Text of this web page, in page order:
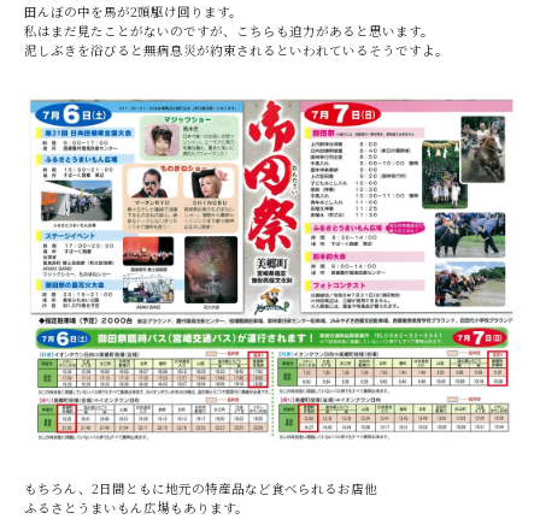
田んぼの中を馬が2頭駆け回ります。
私はまだ見たことがないのですが、こちらも迫力があると思います。
泥しぶきを浴びると無病息災が約束されるといわれているそうですよ。
もちろん、2日間ともに地元の特産品など食べられるお店他
ふるさとうまいもん広場もあります。